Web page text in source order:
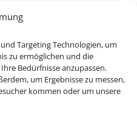
Targeting Technologien, um
zu ermöglichen und die
Bedürfnisse anzupassen.
um Ergebnisse zu messen,
kommen oder um unsere
uns an